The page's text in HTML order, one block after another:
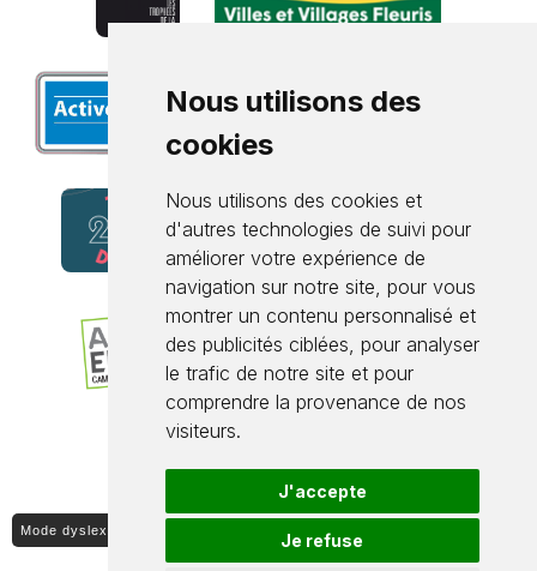
Nous utilisons des
cookies
Nous utilisons des cookies et
d'autres technologies de suivi pour
améliorer votre expérience de
navigation sur notre site, pour vous
montrer un contenu personnalisé et
des publicités ciblées, pour analyser
le trafic de notre site et pour
comprendre la provenance de nos
visiteurs.
J'accepte
Je refuse
Mode dyslexique ON / OFF